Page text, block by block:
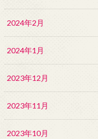
2024年2月
2024年1月
2023年12月
2023年11月
2023年10月